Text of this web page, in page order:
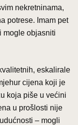
nekretninama,
potrese. Imam pet
mogle objasniti
eskalirale
cijena koji je
koja piše u većini
u prošlosti nije
– mogli